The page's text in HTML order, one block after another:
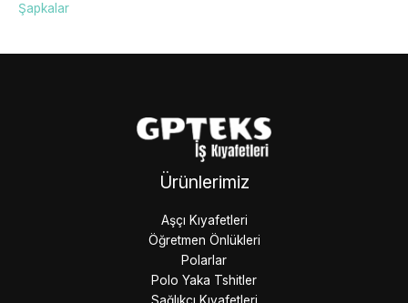
Şapkalar
Ürünlerimiz
Aşçı Kıyafetleri
Öğretmen Önlükleri
Polarlar
Polo Yaka Tshitler